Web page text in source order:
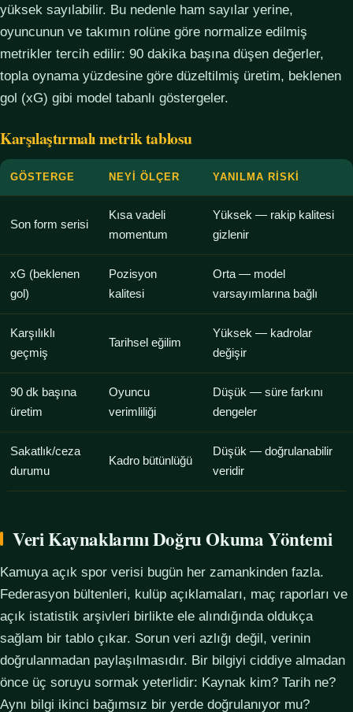
yüksek sayılabilir. Bu nedenle ham sayılar yerine,
oyuncunun ve takımın rolüne göre normalize edilmiş
metrikler tercih edilir: 90 dakika başına düşen değerler,
topla oynama yüzdesine göre düzeltilmiş üretim, beklenen
gol (xG) gibi model tabanlı göstergeler.
Karşılaştırmalı metrik tablosu
GÖSTERGE NEYI ÖLÇER YANILMA RISKI
Son form serisi
Kısa vadeli
momentum
Yüksek — rakip kalitesi
gizlenir
xG (beklenen
gol)
Pozisyon
kalitesi
Orta — model
varsayımlarına bağlı
Karşılıklı
geçmiş
Tarihsel eğilim
Yüksek — kadrolar
değişir
90 dk başına
üretim
Oyuncu
verimliliği
Düşük — süre farkını
dengeler
Sakatlık/ceza
durumu
Kadro bütünlüğü
Düşük — doğrulanabilir
veridir
Veri Kaynaklarını Doğru Okuma Yöntemi
Kamuya açık spor verisi bugün her zamankinden fazla.
Federasyon bültenleri, kulüp açıklamaları, maç raporları ve
açık istatistik arşivleri birlikte ele alındığında oldukça
sağlam bir tablo çıkar. Sorun veri azlığı değil, verinin
doğrulanmadan paylaşılmasıdır. Bir bilgiyi ciddiye almadan
önce üç soruyu sormak yeterlidir: Kaynak kim? Tarih ne?
Aynı bilgi ikinci bağımsız bir yerde doğrulanıyor mu?